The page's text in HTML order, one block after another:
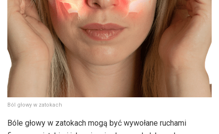
Ból głowy w zatokach
Bóle głowy w zatokach mogą być wywołane ruchami